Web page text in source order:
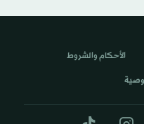
الأحكام والشروط